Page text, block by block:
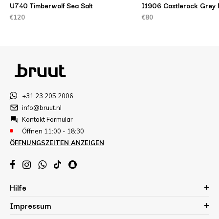
U740 Timberwolf Sea Salt
€120
I1906 Castlerock Grey
€80
+31 23 205 2006
info@bruut.nl
Kontakt Formular
Öffnen 11:00 - 18:30
ÖFFNUNGSZEITEN ANZEIGEN
Hilfe
Impressum